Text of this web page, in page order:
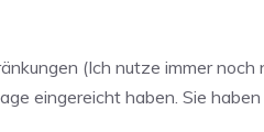
(Ich nutze immer
eingereicht haben. Sie